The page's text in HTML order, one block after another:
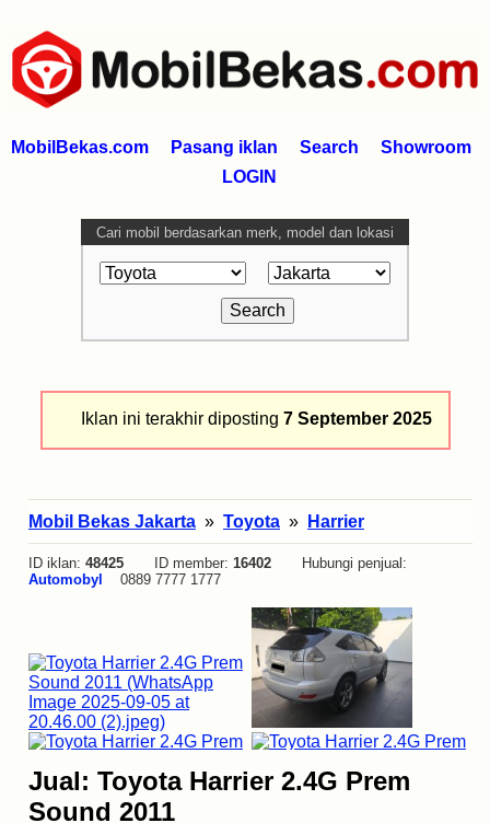
MobilBekas.com Pasang iklan Search
Showroom
LOGIN
Cari mobil berdasarkan merk, model dan lokasi
Iklan ini terakhir diposting 7 September 2025
Mobil Bekas Jakarta » Toyota » Harrier
ID iklan: 48425 ID member: 16402 Hubungi penjual:
Automobyl
0889 7777 1777
Jual: Toyota Harrier 2.4G Prem
Sound 2011